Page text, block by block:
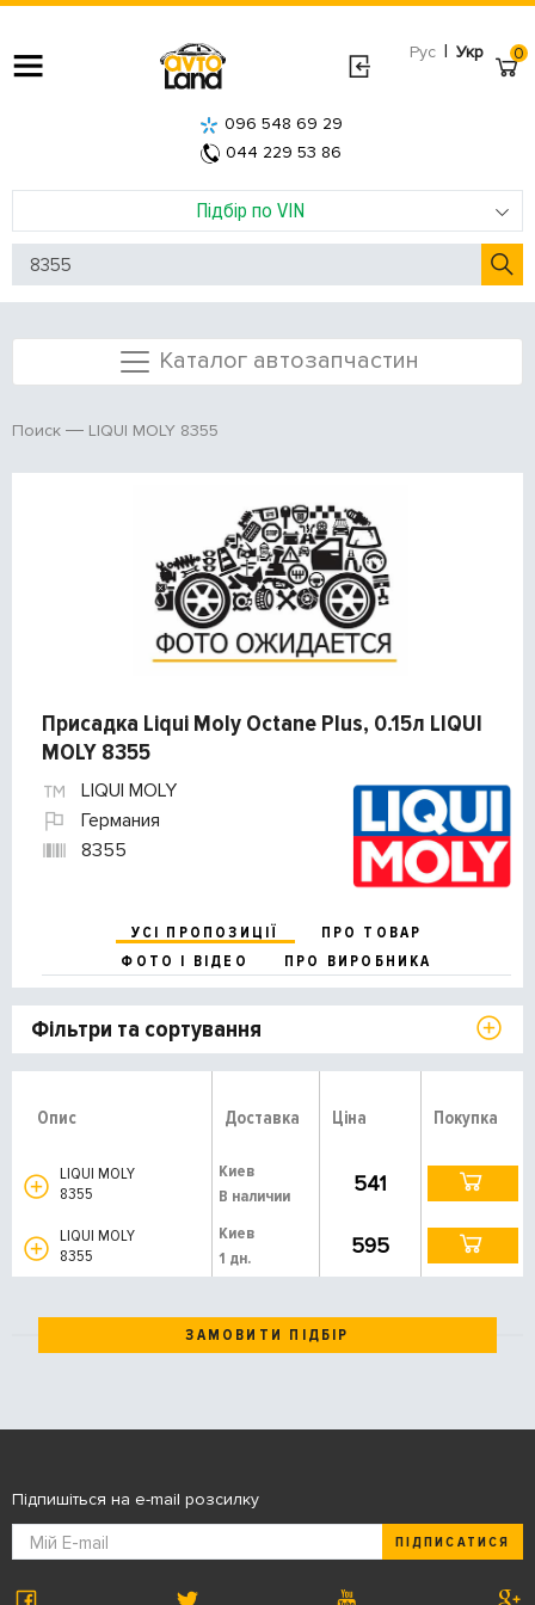
Рус | Укр
Підбір по VIN
096 548 69 29
044 229 53 86
0
Каталог автозапчастин
Поиск LIQUI MOLY 8355
Присадка Liqui Moly Octane Plus, 0.15л LIQUI
MOLY 8355
LIQUI MOLY
Германия
8355
УСІ ПРОПОЗИЦІЇ
ПРО ТОВАР
ФОТО І ВІДЕО
ПРО ВИРОБНИКА
Фільтри та сортування
Опис Доставка Ціна Покупка
LIQUI MOLY
8355
Киев
В наличии
541
LIQUI MOLY
8355
Киев
1 дн.
595
ЗАМОВИТИ ПІДБІР
Підпишіться на e-mail розсилку
ПІДПИСАТИСЯ